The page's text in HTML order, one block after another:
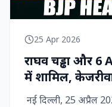
25 Apr 2026
राघव चड्ढा और 6
में शामिल,
राजनीतिक विद्रोह
नई दिल्ली, 25 अप्रैल